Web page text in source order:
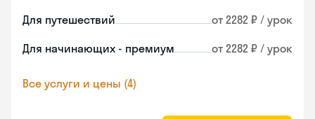
Для путешествий от 2282 ₽ / урок
Для начинающих - премиум от 2282 ₽ / урок
Все услуги и цены (4)